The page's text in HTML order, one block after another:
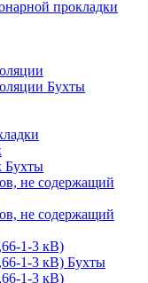
прокладки
Бухты
Бухты
не содержащий
не содержащий
1-3 кВ)
1-3 кВ) Бухты
1-3 кВ)